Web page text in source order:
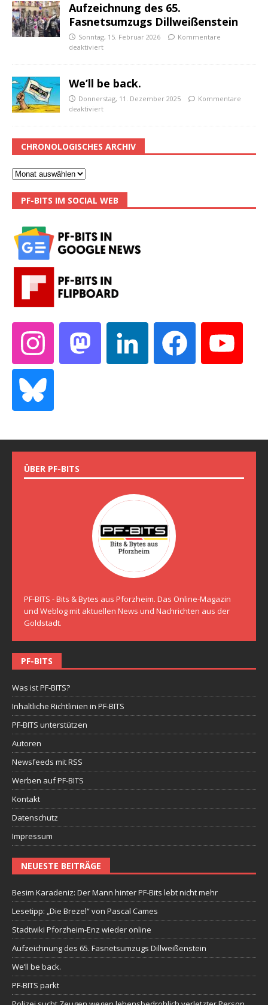
Aufzeichnung des 65.
Fasnetsumzugs Dillweißenstein
Sonntag, 15. Februar 2026
Kommentare
deaktiviert
We’ll be back.
Donnerstag, 11. Dezember 2025
Kommentare
deaktiviert
CHRONOLOGISCHES ARCHIV
PF-BITS IM SOCIAL WEB
ÜBER PF-BITS
PF-BITS - Bits & Bytes aus Pforzheim. Das Online-Magazin
und Weblog mit aktuellen News und Nachrichten aus der
Goldstadt.
PF-BITS
Was ist PF-BITS?
Inhaltliche Richtlinien in PF-BITS
PF-BITS unterstützen
Autoren
Newsfeeds mit RSS
Werben auf PF-BITS
Kontakt
Datenschutz
Impressum
NEUESTE BEITRÄGE
Besim Karadeniz: Der Mann hinter PF-Bits lebt nicht mehr
Lesetipp: „Die Brezel“ von Pascal Cames
Stadtwiki Pforzheim-Enz wieder online
Aufzeichnung des 65. Fasnetsumzugs Dillweißenstein
We’ll be back.
PF-BITS parkt